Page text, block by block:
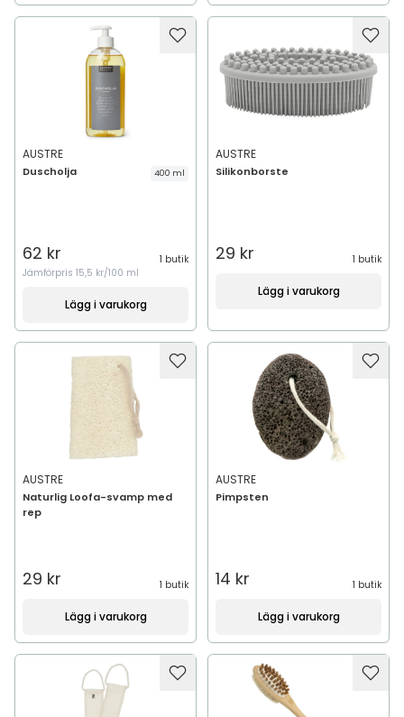
AUSTRE
Duscholja 400 ml
62 kr
1 butik
Jämförpris 15,5 kr/100 ml
Lägg i varukorg
AUSTRE
Silikonborste
29 kr 1 butik
Lägg i varukorg
AUSTRE
Naturlig Loofa-svamp med
rep
29 kr 1 butik
Lägg i varukorg
AUSTRE
Pimpsten
14 kr 1 butik
Lägg i varukorg